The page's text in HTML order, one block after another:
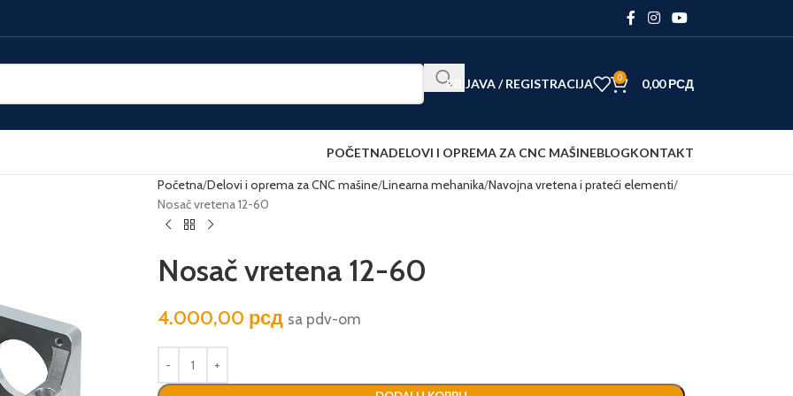
PRIJAVA / REGISTRACIJA 0 0,00РСД
POČETNADELOVI I OPREMA ZA CNC MAŠINEBLOGKONTAKT
Početna Delovi i oprema za CNC mašine Linearna mehanika Navojna vretena i prateći elementi
Nosač vretena 12-60
Nosač vretena 12-60
4.000,00 рсд sa pdv-om